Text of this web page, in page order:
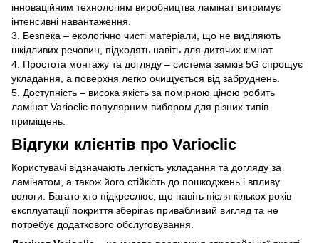
інноваційним технологіям виробництва ламінат витримує
інтенсивні навантаження.
3. Безпека – екологічно чисті матеріали, що не виділяють
шкідливих речовин, підходять навіть для дитячих кімнат.
4. Простота монтажу та догляду – система замків 5G спрощує
укладання, а поверхня легко очищується від забруднень.
5. Доступність – висока якість за помірною ціною робить
ламінат Varioclic популярним вибором для різних типів
приміщень.
Відгуки клієнтів про Varioclic
Користувачі відзначають легкість укладання та догляду за
ламінатом, а також його стійкість до пошкоджень і впливу
вологи. Багато хто підкреслює, що навіть після кількох років
експлуатації покриття зберігає привабливий вигляд та не
потребує додаткового обслуговування.